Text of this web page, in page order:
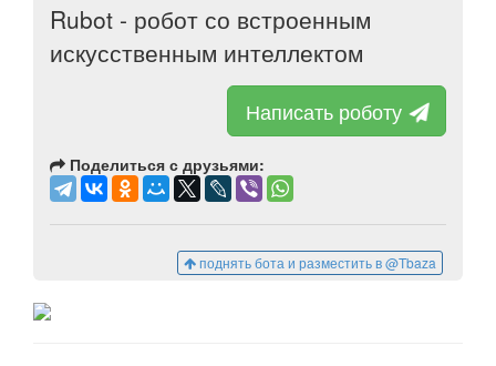
Rubot - робот со встроенным
искусственным интеллектом
Написать роботу
Поделиться с друзьями:
поднять бота и разместить в @Tbaza